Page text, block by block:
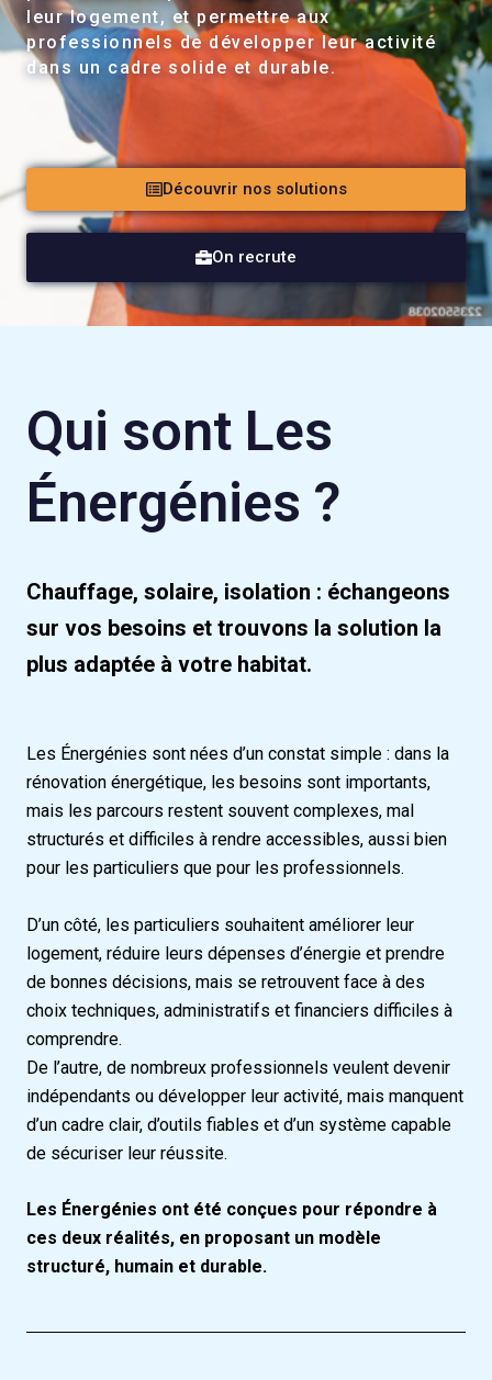
leur logement, et permettre aux
professionnels de développer leur activité
dans un cadre solide et durable.
Découvrir nos solutions
On recrute
Qui sont Les
Énergénies ?
Chauffage, solaire, isolation : échangeons
sur vos besoins et trouvons la solution la
plus adaptée à votre habitat.
Les Énergénies sont nées d’un constat simple : dans la
rénovation énergétique, les besoins sont importants,
mais les parcours restent souvent complexes, mal
structurés et difficiles à rendre accessibles, aussi bien
pour les particuliers que pour les professionnels.
D’un côté, les particuliers souhaitent améliorer leur
logement, réduire leurs dépenses d’énergie et prendre
de bonnes décisions, mais se retrouvent face à des
choix techniques, administratifs et financiers difficiles à
comprendre.
De l’autre, de nombreux professionnels veulent devenir
indépendants ou développer leur activité, mais manquent
d’un cadre clair, d’outils fiables et d’un système capable
de sécuriser leur réussite.
Les Énergénies ont été conçues pour répondre à
ces deux réalités, en proposant un modèle
structuré, humain et durable.